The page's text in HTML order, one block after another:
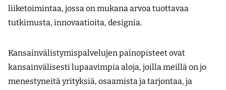
liiketoimintaa, jossa on mukana arvoa tuottavaa
tutkimusta, innovaatioita, designia.
Kansainvälistymispalvelujen painopisteet ovat
kansainvälisesti lupaavimpia aloja, joilla meillä on jo
menestyneitä yrityksiä, osaamista ja tarjontaa, ja